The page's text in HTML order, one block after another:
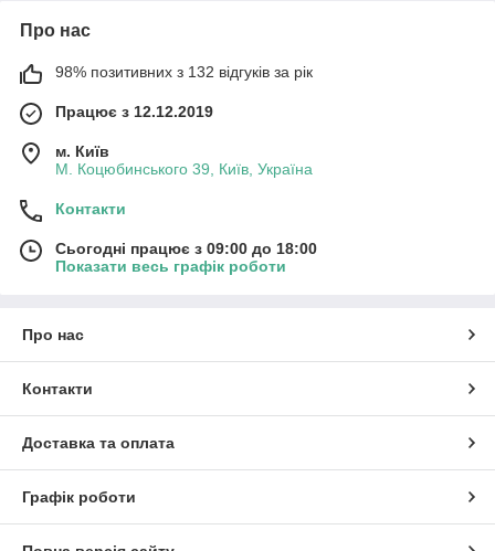
Про нас
98% позитивних з 132 відгуків за рік
Працює з 12.12.2019
м. Київ
М. Коцюбинського 39, Київ, Україна
Контакти
Сьогодні працює з 09:00 до 18:00
Показати весь графік роботи
Про нас
Контакти
Доставка та оплата
Графік роботи